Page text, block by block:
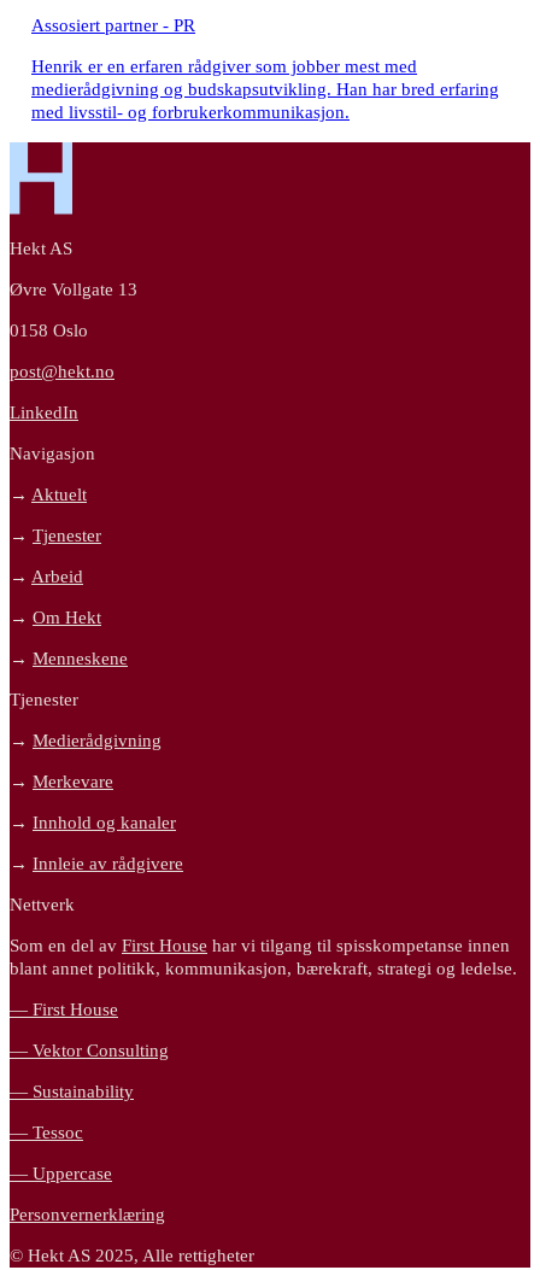
Assosiert partner - PR
Henrik er en erfaren rådgiver som jobber mest med
medierådgivning og budskapsutvikling. Han har bred erfaring
med livsstil- og forbrukerkommunikasjon.
Hekt AS
Øvre Vollgate 13
0158 Oslo
post@hekt.no
LinkedIn
Navigasjon
→ Aktuelt
→ Tjenester
→ Arbeid
→ Om Hekt
→ Menneskene
Tjenester
→ Medierådgivning
→ Merkevare
→ Innhold og kanaler
→ Innleie av rådgivere
Nettverk
Som en del av First House har vi tilgang til spisskompetanse innen
blant annet politikk, kommunikasjon, bærekraft, strategi og ledelse.
— First House
— Vektor Consulting
— Sustainability
— Tessoc
— Uppercase
Personvernerklæring
© Hekt AS 2025, Alle rettigheter